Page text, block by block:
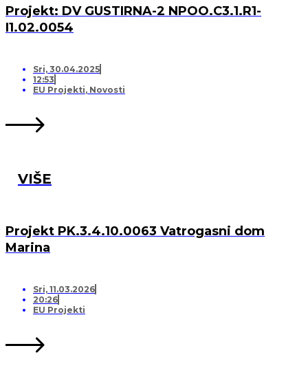
Projekt: DV GUSTIRNA-2 NPOO.C3.1.R1-
I1.02.0054
Sri, 30.04.2025
12:53
EU Projekti, Novosti
VIŠE
Projekt PK.3.4.10.0063 Vatrogasni dom
Marina
Sri, 11.03.2026
20:26
EU Projekti